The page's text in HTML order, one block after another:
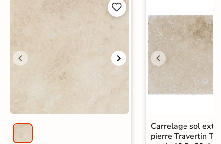


Carrelage sol
pierre Travertin